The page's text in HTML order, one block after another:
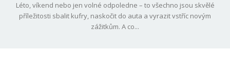
Léto, víkend nebo jen volné odpoledne – to všechno jsou skvělé
příležitosti sbalit kufry, naskočit do auta a vyrazit vstříc novým
zážitkům. A co...